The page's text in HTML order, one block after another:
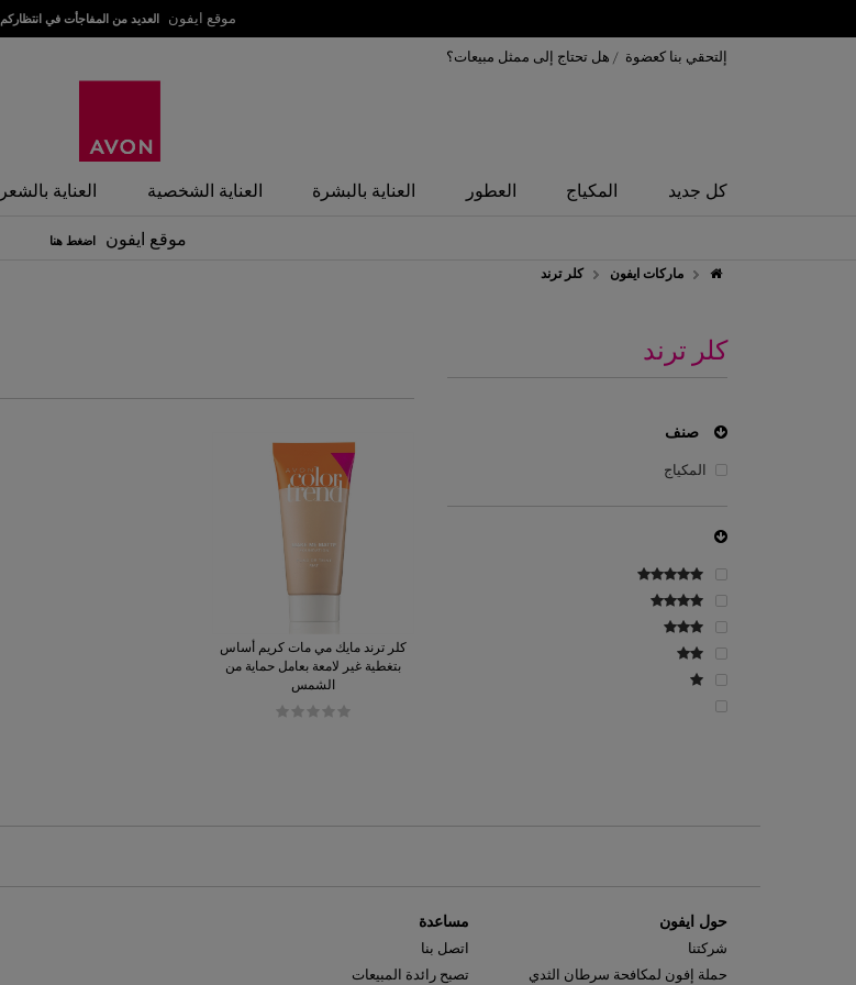
موقع ايفون العديد من المفاجأت في انتظاركم
إلتحقي بنا كعضوة / هل تحتاج إلى ممثل مبيعات؟
كل جديد المكياج العطور العناية بالبشرة العناية الشخصية العناية بالشعر
موقع ايفون اضغط هنا
ماركات ايفون كلر ترند
كلر ترند
صنف
المكياج
كلر ترند مايك مي مات كريم أساس
بتغطية غير لامعة بعامل حماية من
الشمس
حول ايفون
شركتنا
حملة إفون لمكافحة سرطان الثدي
مساعدة
اتصل بنا
تصبح رائدة المبيعات